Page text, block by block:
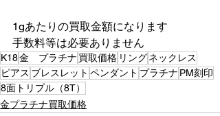
1gあたりの買取金額になります
手数料等は必要ありません
K18金 プラチナ 買取価格 リングネックレス
ピアス ブレスレット ペンダント プラチナ PM刻印
8面トリプル（8T）
金プラチナ買取価格